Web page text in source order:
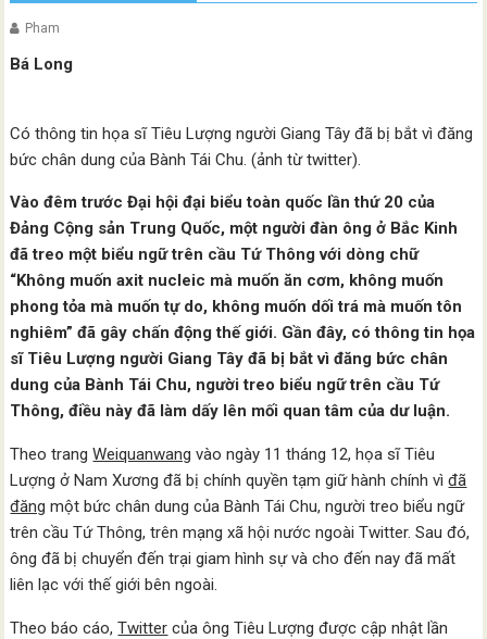
Pham
Bá Long
Có thông tin họa sĩ Tiêu Lượng người Giang Tây đã bị bắt vì đăng
bức chân dung của Bành Tái Chu. (ảnh từ twitter).
Vào đêm trước Đại hội đại biểu toàn quốc lần thứ 20 của
Đảng Cộng sản Trung Quốc, một người đàn ông ở Bắc Kinh
đã treo một biểu ngữ trên cầu Tứ Thông với dòng chữ
“Không muốn axit nucleic mà muốn ăn cơm, không muốn
phong tỏa mà muốn tự do, không muốn dối trá mà muốn tôn
nghiêm” đã gây chấn động thế giới. Gần đây, có thông tin họa
sĩ Tiêu Lượng người Giang Tây đã bị bắt vì đăng bức chân
dung của Bành Tái Chu, người treo biểu ngữ trên cầu Tứ
Thông, điều này đã làm dấy lên mối quan tâm của dư luận.
Theo trangWeiquanwang vào ngày 11 tháng 12, họa sĩ Tiêu
Lượng ở Nam Xương đã bị chính quyền tạm giữ hành chính vìđã
đăng một bức chân dung của Bành Tái Chu, người treo biểu ngữ
trên cầu Tứ Thông, trên mạng xã hội nước ngoài Twitter. Sau đó,
ông đã bị chuyển đến trại giam hình sự và cho đến nay đã mất
liên lạc với thế giới bên ngoài.
Theo báo cáo,Twitter của ông Tiêu Lượng được cập nhật lần